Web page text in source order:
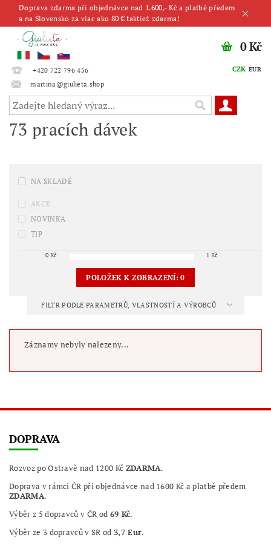
Doprava zdarma při objednávce nad 1.600,- Kč a platbě předem
a na Slovensko za viac ako 80 € taktiež zdarma!
+420 722 796 456
martina@giulieta.shop
CZK EUR
0 Kč
73 pracích dávek
NA SKLADĚ
AKCE
NOVINKA
TIP
0 Kč 1 Kč
POLOŽEK K ZOBRAZENÍ:0
FILTR PODLE PARAMETRŮ, VLASTNOSTÍ A VÝROBCŮ
Záznamy nebyly nalezeny...
DOPRAVA
Rozvoz po Ostravě nad 1200 Kč ZDARMA.
Doprava v rámci ČR při objednávce nad 1600 Kč a platbě předem
ZDARMA.
Výběr z 5 dopravců v ČR od 69 Kč.
Výběr ze 3 dopravců v SR od 3,7 Eur.